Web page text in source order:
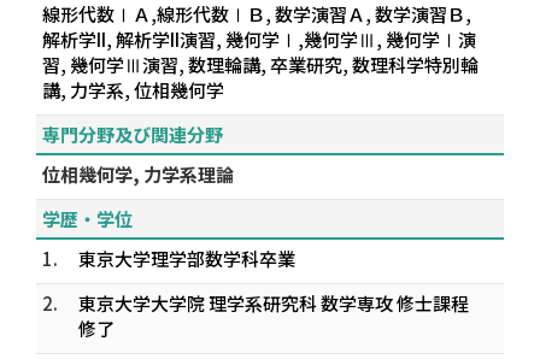
線形代数ⅠＡ,線形代数ⅠＢ, 数学演習Ａ, 数学演習Ｂ,
解析学II, 解析学II演習, 幾何学Ⅰ,幾何学Ⅲ, 幾何学Ⅰ演
習, 幾何学Ⅲ演習, 数理輪講, 卒業研究, 数理科学特別輪
講, 力学系, 位相幾何学
専門分野及び関連分野
位相幾何学, 力学系理論
学歴・学位
1.
東京大学理学部数学科卒業
2.
東京大学大学院 理学系研究科 数学専攻 修士課程
修了